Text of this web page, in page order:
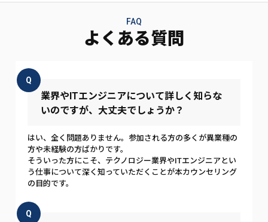
FAQ
よくある質問
Q
業界やITエンジニアについて詳しく知らな
いのですが、大丈夫でしょうか？
はい、全く問題ありません。参加される方の多くが異業種の
方や未経験の方ばかりです。
そういった方にこそ、テクノロジー業界やITエンジニアとい
う仕事について深く知っていただくことが本カウンセリング
の目的です。
Q